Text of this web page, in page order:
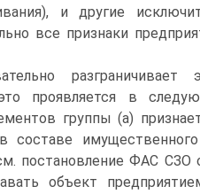
и другие
все признаки
проявляется в
группы (а)
постановление ФАС СЗО
объект